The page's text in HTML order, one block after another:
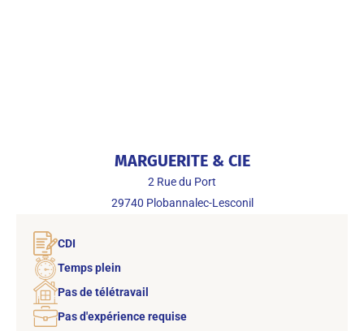
MARGUERITE & CIE
2 Rue du Port
29740 Plobannalec-Lesconil
CDI
Temps plein
Pas de télétravail
Pas d'expérience requise